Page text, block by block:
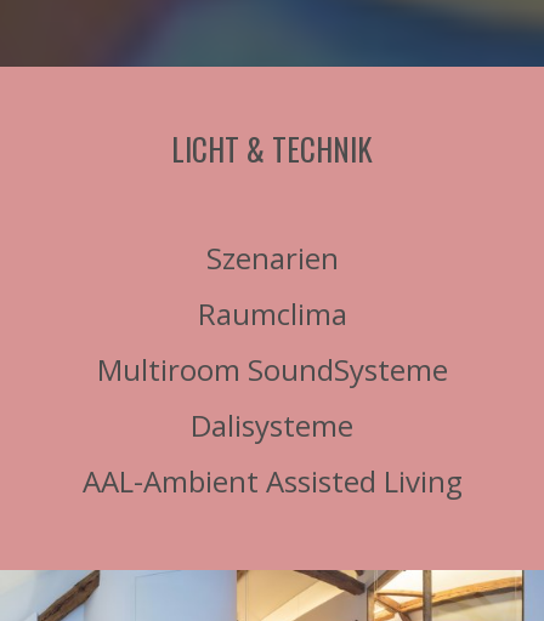
LICHT & TECHNIK
Szenarien
Raumclima
Multiroom SoundSysteme
Dalisysteme
AAL-Ambient Assisted Living